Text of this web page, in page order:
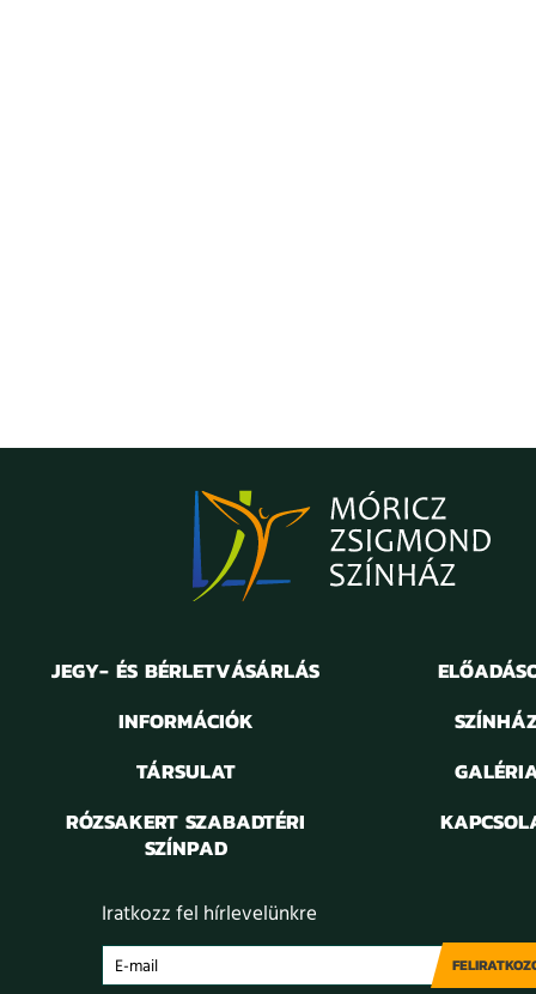
JEGY- ÉS BÉRLETVÁSÁRLÁS
INFORMÁCIÓK
TÁRSULAT
RÓZSAKERT SZABADTÉRI
SZÍNPAD
Iratkozz fel hírlevelünkre